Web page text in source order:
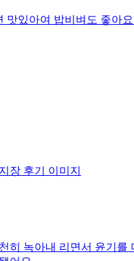
맛있아여 밥비벼도 좋아
히 녹아내 리면서 윤기